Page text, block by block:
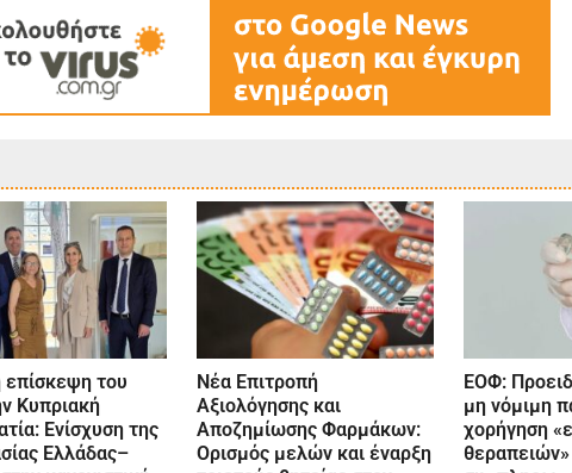
επίσκεψη του
Κυπριακή
Ενίσχυση της
Ελλάδας–
Nέα Επιτροπή
Αξιολόγησης και
Αποζημίωσης Φαρμάκων:
Ορισμός μελών και έναρξη
ΕΟΦ:
μη νόμιμη
χορήγηση